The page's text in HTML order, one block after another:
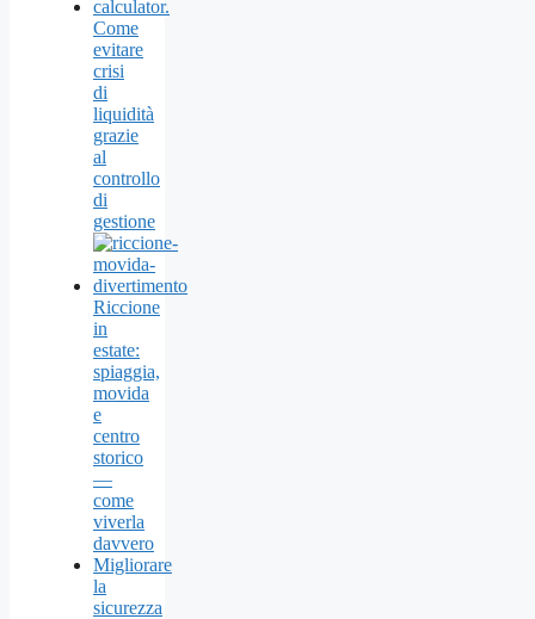
Come
evitare
crisi
di
liquidità
grazie
al
controllo
di
gestione
Riccione
in
estate:
spiaggia,
movida
e
centro
storico
—
come
viverla
davvero
Migliorare
la
sicurezza